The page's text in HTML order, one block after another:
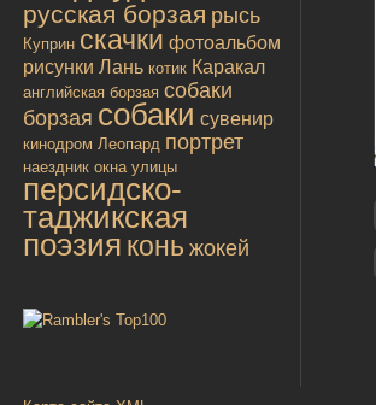
русская борзая рысь
Куприн скачки фотоальбом
рисунки Лань котик Каракал
английская борзая собаки
борзая собаки сувенир
кинодром Леопард портрет
наездник окна улицы
персидско-
таджикская
поэзия конь жокей